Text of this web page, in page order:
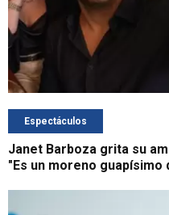
Espectáculos
Janet Barboza grita su
"Es un moreno guapísimo